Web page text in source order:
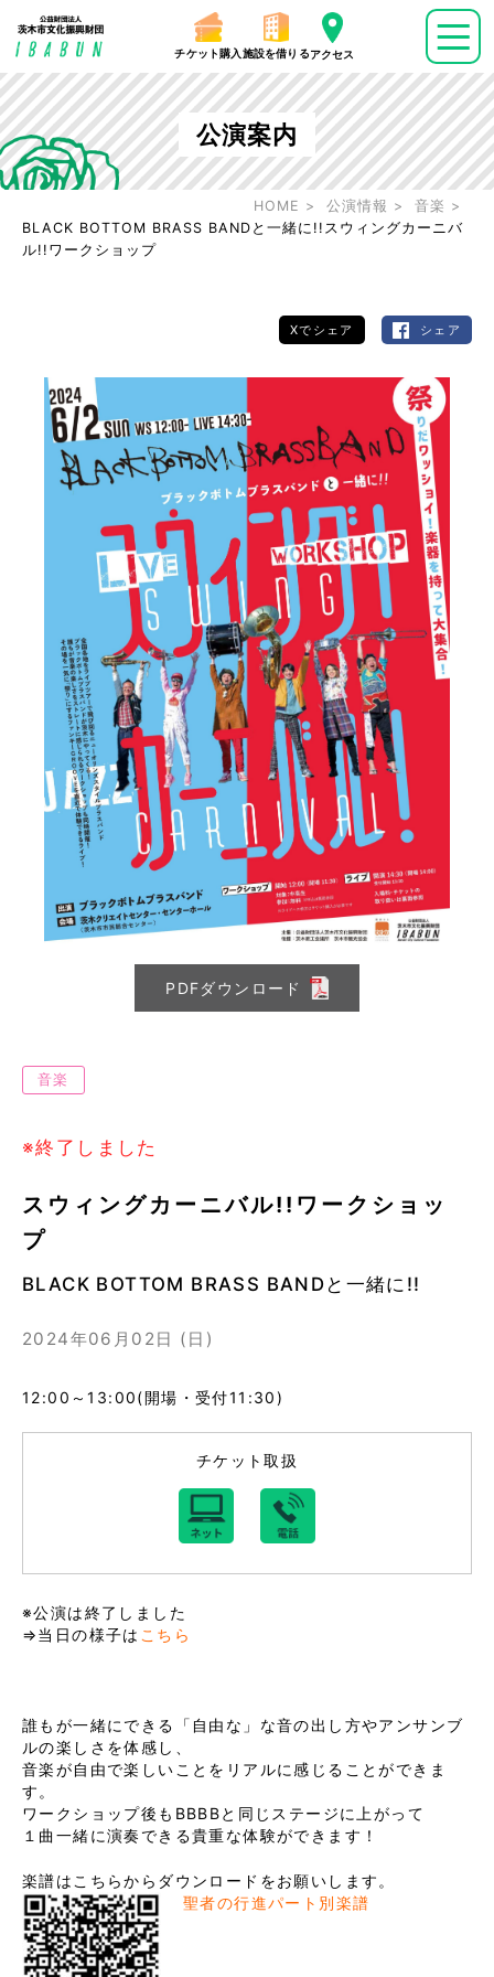
チケット購入 施設を借りるアクセス
公演案内
HOME 公演情報
音楽
BLACK BOTTOM BRASS BANDと一緒に!!スウィングカーニバ
ル!!ワークショップ
Xでシェア シェア
PDFダウンロード
音楽
※終了しました
スウィングカーニバル!!ワークショッ
プ
BLACK BOTTOM BRASS BANDと一緒に!!
2024年06月02日 (日)
12:00～13:00(開場・受付11:30)
チケット取扱
※公演は終了しました
⇒当日の様子は こちら
誰もが一緒にできる「自由な」な音の出し方やアンサンブ
ルの楽しさを体感し、
音楽が自由で楽しいことをリアルに感じることができま
す。
ワークショップ後もBBBBと同じステージに上がって
１曲一緒に演奏できる貴重な体験ができます！
楽譜はこちらからダウンロードをお願いします。
聖者の行進パート別楽譜